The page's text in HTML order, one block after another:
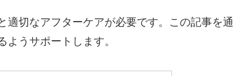
適切なアフターケアが必要です。この記事を通
うサポートします。